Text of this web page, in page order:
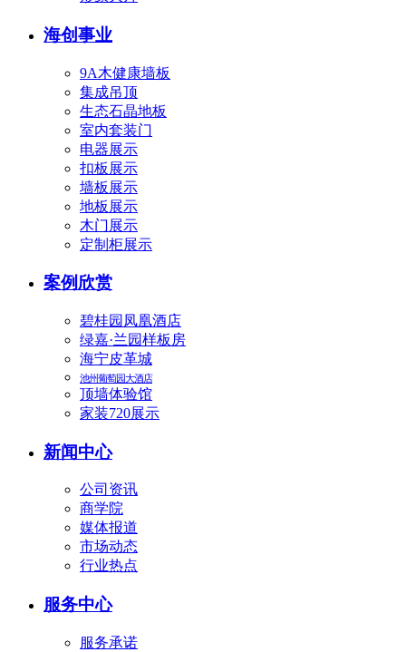
海创事业
9A木健康墙板
集成吊顶
生态石晶地板
室内套装门
电器展示
扣板展示
墙板展示
地板展示
木门展示
定制柜展示
案例欣赏
碧桂园凤凰酒店
绿嘉·兰园样板房
海宁皮革城
池州葡萄园大酒店
顶墙体验馆
家装720展示
新闻中心
公司资讯
商学院
媒体报道
市场动态
行业热点
服务中心
服务承诺